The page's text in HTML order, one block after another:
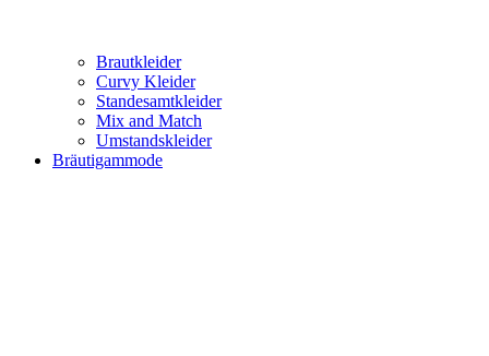
Brautkleider
Curvy Kleider
Standesamtkleider
Mix and Match
Umstandskleider
Bräutigammode